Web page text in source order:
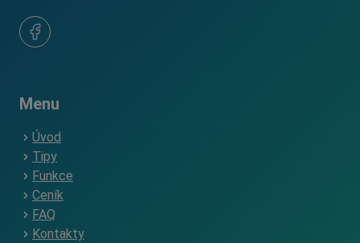
Menu
Úvod
Tipy
Funkce
Ceník
FAQ
Kontakty